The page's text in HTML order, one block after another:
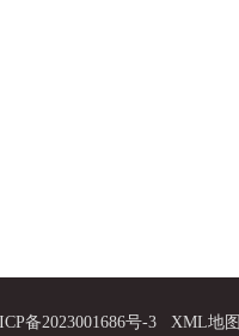
备2023001686号-3 XML地图